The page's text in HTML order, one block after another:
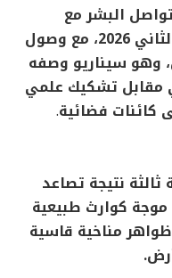
البشر مع
حضارة غير معروفة في تشرين الثاني 2026، مع وصول
وهو سيناريو وصفه
مقابل تشكيك علمي
فضائية.
نتيجة تصاعد
موجة كوارث طبيعية
مناخية قاسية